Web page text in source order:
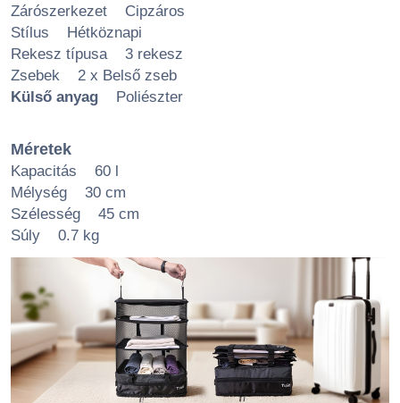
Zárószerkezet Cipzáros
Stílus Hétköznapi
Rekesz típusa 3 rekesz
Zsebek 2 x Belső zseb
Külső anyag Poliészter
Méretek
Kapacitás 60 l
Mélység 30 cm
Szélesség 45 cm
Súly 0.7 kg